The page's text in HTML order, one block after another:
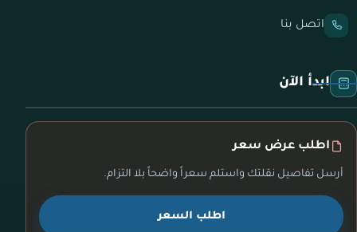
اتصل بنا
ابدأ الآن
اطلب عرض سعر
أرسل تفاصيل نقلتك واستلم سعراً واضحاً بلا التزام.
اطلب السعر